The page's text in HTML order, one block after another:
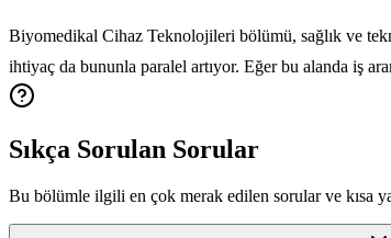
Biyomedikal Cihaz Teknolojileri bölümü, sağlık ve
ihtiyaç da bununla paralel artıyor. Eğer bu alanda iş
Sıkça Sorulan Sorular
Bu bölümle ilgili en çok merak edilen sorular ve kısa